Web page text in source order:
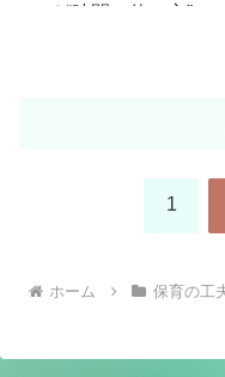
いる“時間の使い方”
1
ホーム 保育の工